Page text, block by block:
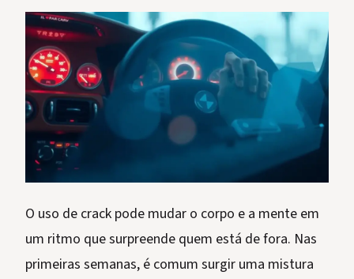
O uso de crack pode mudar o corpo e a mente em
um ritmo que surpreende quem está de fora. Nas
primeiras semanas, é comum surgir uma mistura